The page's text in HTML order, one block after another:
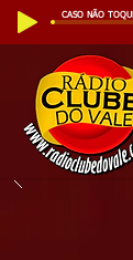
CASO NÃO